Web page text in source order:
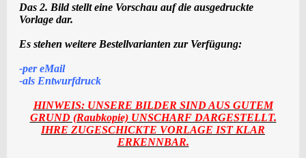
Das 2. Bild stellt eine Vorschau auf die ausgedruckte
Vorlage dar.
Es stehen weitere Bestellvarianten zur Verfügung:
-per eMail
-als Entwurfdruck
HINWEIS: UNSERE BILDER SIND AUS GUTEM
GRUND (Raubkopie) UNSCHARF DARGESTELLT.
IHRE ZUGESCHICKTE VORLAGE IST KLAR
ERKENNBAR.